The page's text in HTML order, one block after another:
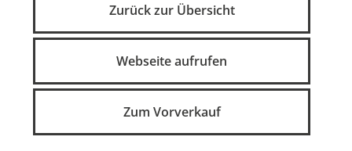
Zurück zur Übersicht
Webseite aufrufen
Zum Vorverkauf